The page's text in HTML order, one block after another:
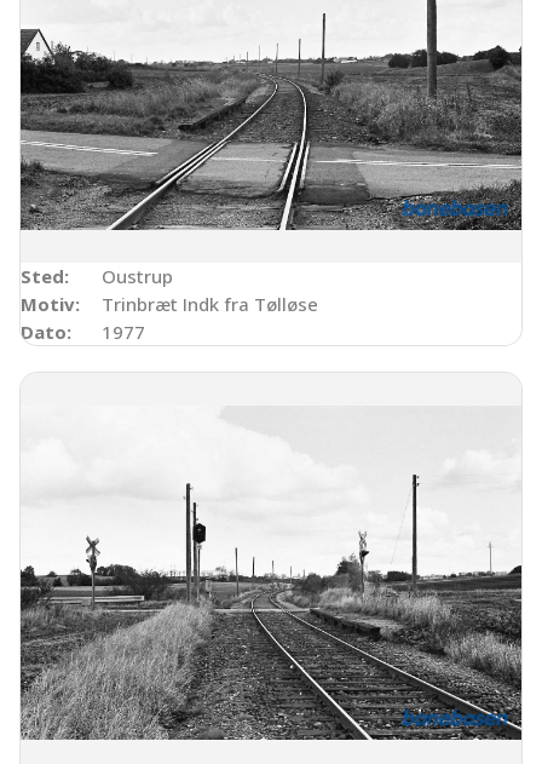
Sted:
Oustrup
Motiv:
Trinbræt Indk fra Tølløse
Dato:
1977